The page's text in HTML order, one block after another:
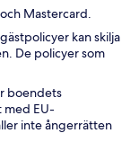
Mastercard.
kan skilja
De policyer som
boendets
med EU-
inte ångerrätten